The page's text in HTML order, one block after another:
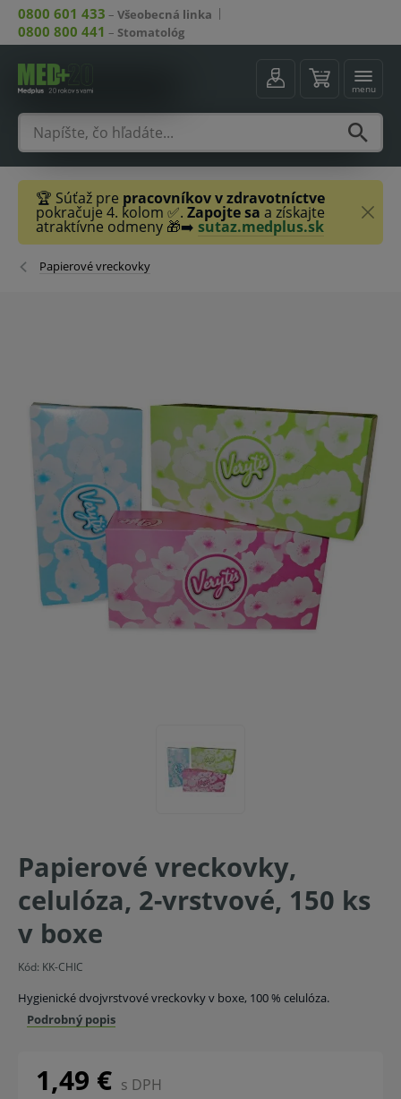
0800 601 433 – Všeobecná linka
0800 800 441 – Stomatológ
menu
🏆 Súťaž pre pracovníkov v zdravotníctve
pokračuje 4. kolom ✅. Zapojte sa a získajte
atraktívne odmeny 🎁➡️ sutaz.medplus.sk
Papierové vreckovky
Papierové vreckovky,
celulóza, 2-vrstvové, 150 ks
v boxe
Kód: KK-CHIC
Hygienické dvojvrstvové vreckovky v boxe, 100 % celulóza.
Podrobný popis
1,49 € s DPH